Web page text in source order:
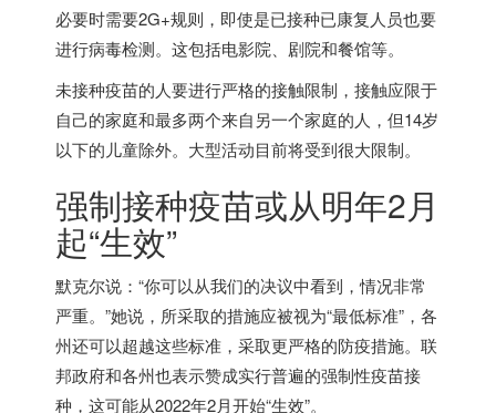
必要时需要2G+规则，即使是已接种已康复人员也要
进行病毒检测。这包括电影院、剧院和餐馆等。
未接种疫苗的人要进行严格的接触限制，接触应限于
自己的家庭和最多两个来自另一个家庭的人，但14岁
以下的儿童除外。大型活动目前将受到很大限制。
强制接种疫苗或从明年2月
起“生效”
默克尔说：“你可以从我们的决议中看到，情况非常
严重。”她说，所采取的措施应被视为“最低标准”，各
州还可以超越这些标准，采取更严格的防疫措施。联
邦政府和各州也表示赞成实行普遍的强制性疫苗接
种，这可能从2022年2月开始“生效”。